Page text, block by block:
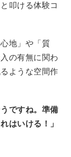
叩ける体験コ
地」や「質
の有無に関わ
ような空間作
ですね。準備
はいける！」